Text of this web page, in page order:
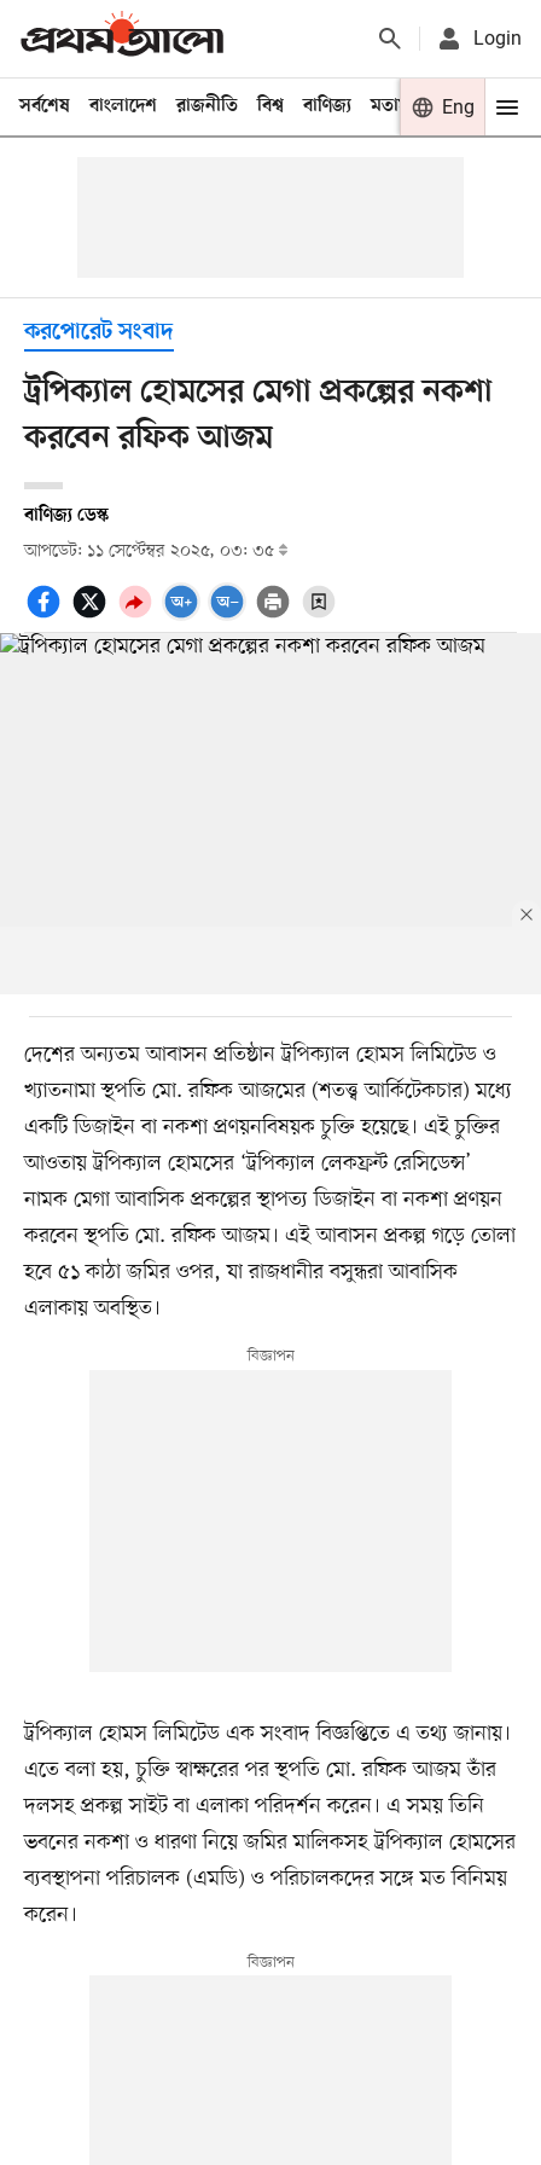
Login
সর্বশেষ বাংলাদেশ রাজনীতি বিশ্ব বাণিজ্য মতামত খেলা
Eng
করপোরেট সংবাদ
ট্রপিক্যাল হোমসের মেগা প্রকল্পের নকশা
করবেন রফিক আজম
বাণিজ্য ডেস্ক
আপডেট: ১১ সেপ্টেম্বর ২০২৫, ০৩: ৩৫
দেশের অন্যতম আবাসন প্রতিষ্ঠান ট্রপিক্যাল হোমস লিমিটেড ও
খ্যাতনামা স্থপতি মো. রফিক আজমের (শতত্ত্ব আর্কিটেকচার) মধ্যে
একটি ডিজাইন বা নকশা প্রণয়নবিষয়ক চুক্তি হয়েছে। এই চুক্তির
আওতায় ট্রপিক্যাল হোমসের ‘ট্রপিক্যাল লেকফ্রন্ট রেসিডেন্স’
নামক মেগা আবাসিক প্রকল্পের স্থাপত্য ডিজাইন বা নকশা প্রণয়ন
করবেন স্থপতি মো. রফিক আজম। এই আবাসন প্রকল্প গড়ে তোলা
হবে ৫১ কাঠা জমির ওপর, যা রাজধানীর বসুন্ধরা আবাসিক
এলাকায় অবস্থিত।
ট্রপিক্যাল হোমস লিমিটেড এক সংবাদ বিজ্ঞপ্তিতে এ তথ্য জানায়।
এতে বলা হয়, চুক্তি স্বাক্ষরের পর স্থপতি মো. রফিক আজম তাঁর
দলসহ প্রকল্প সাইট বা এলাকা পরিদর্শন করেন। এ সময় তিনি
ভবনের নকশা ও ধারণা নিয়ে জমির মালিকসহ ট্রপিক্যাল হোমসের
ব্যবস্থাপনা পরিচালক (এমডি) ও পরিচালকদের সঙ্গে মত বিনিময়
করেন।